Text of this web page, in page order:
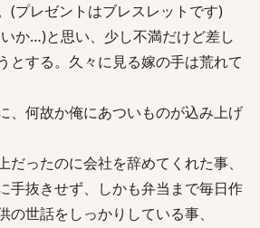
(プレゼントはブレスレットです)
か…)と思い、少し不満だけど差し
とする。久々に見る嫁の手は荒れて
、何故か俺にあついものが込み上げ
だったのに会社を辞めてくれた事、
手抜きせず、しかも弁当まで毎日作
の世話をしっかりしている事、